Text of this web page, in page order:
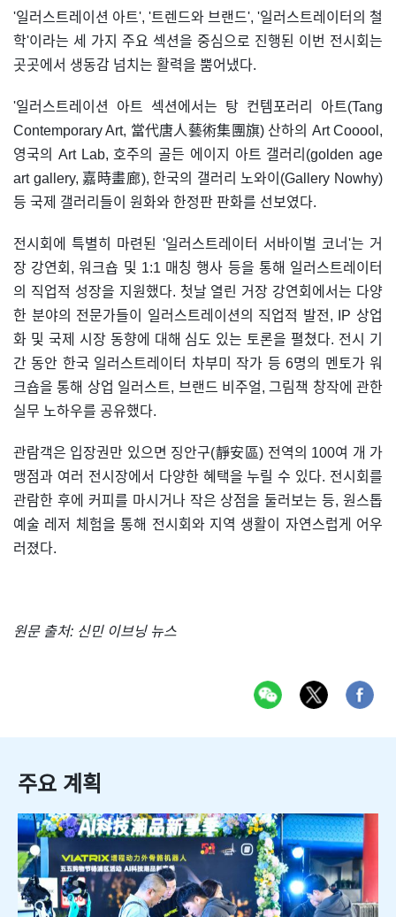
'일러스트레이션 아트', '트렌드와 브랜드', '일러스트레이터의 철
학'이라는 세 가지 주요 섹션을 중심으로 진행된 이번 전시회는
곳곳에서 생동감 넘치는 활력을 뿜어냈다.
'일러스트레이션 아트 섹션에서는 탕 컨템포러리 아트(Tang
Contemporary Art, 當代唐人藝術集團旗) 산하의 Art Cooool,
영국의 Art Lab, 호주의 골든 에이지 아트 갤러리(golden age
art gallery, 嘉時畫廊), 한국의 갤러리 노와이(Gallery Nowhy)
등 국제 갤러리들이 원화와 한정판 판화를 선보였다.
전시회에 특별히 마련된 '일러스트레이터 서바이벌 코너'는 거
장 강연회, 워크숍 및 1:1 매칭 행사 등을 통해 일러스트레이터
의 직업적 성장을 지원했다. 첫날 열린 거장 강연회에서는 다양
한 분야의 전문가들이 일러스트레이션의 직업적 발전, IP 상업
화 및 국제 시장 동향에 대해 심도 있는 토론을 펼쳤다. 전시 기
간 동안 한국 일러스트레이터 차부미 작가 등 6명의 멘토가 워
크숍을 통해 상업 일러스트, 브랜드 비주얼, 그림책 창작에 관한
실무 노하우를 공유했다.
관람객은 입장권만 있으면 징안구(靜安區) 전역의 100여 개 가
맹점과 여러 전시장에서 다양한 혜택을 누릴 수 있다. 전시회를
관람한 후에 커피를 마시거나 작은 상점을 둘러보는 등, 원스톱
예술 레저 체험을 통해 전시회와 지역 생활이 자연스럽게 어우
러졌다.
원문 출처: 신민 이브닝 뉴스
주요 계획